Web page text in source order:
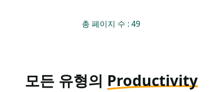
총 페이지 수 : 49
모든 유형의 Productivity